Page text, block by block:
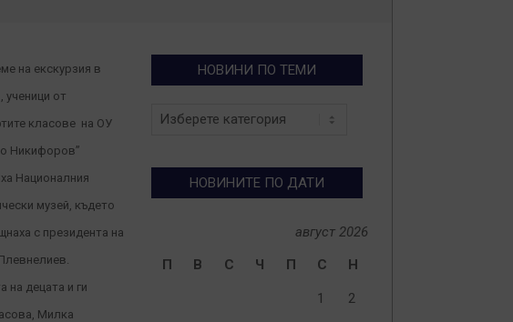
на екскурзия в
ученици от
класове на ОУ
Никифоров”
Националния
музей, където
с президента на
на децата и ги
Милка
НОВИНИ ПО ТЕМИ
Новини
НОВИНИТЕ ПО ДАТИ
август 2026
П
В С Ч П С Н
1 2